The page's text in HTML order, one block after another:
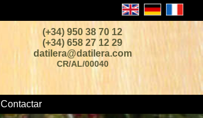
(+34) 950 38 70 12
(+34) 658 27 12 29
datilera@datilera.com
CR/AL/00040
Contactar